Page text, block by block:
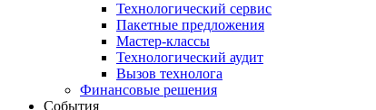
Технологический сервис
Пакетные предложения
Мастер-классы
Технологический аудит
Вызов технолога
Финансовые решения
События